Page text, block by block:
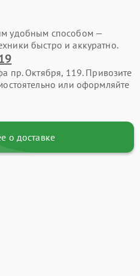
удобным способом —
быстро и аккуратно.
пр. Октября, 119. Привозите
или оформляйте
о доставке